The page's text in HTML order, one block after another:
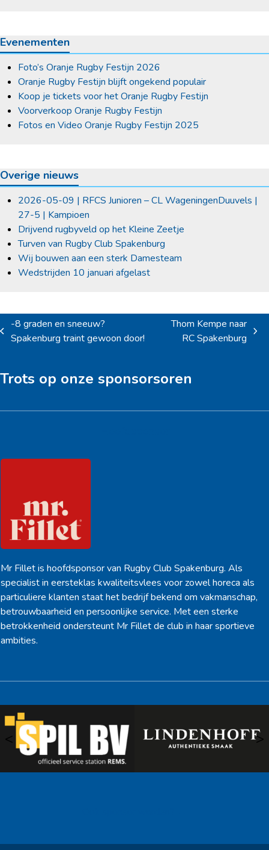
Evenementen
Foto’s Oranje Rugby Festijn 2026
Oranje Rugby Festijn blijft ongekend populair
Koop je tickets voor het Oranje Rugby Festijn
Voorverkoop Oranje Rugby Festijn
Fotos en Video Oranje Rugby Festijn 2025
Overige nieuws
2026-05-09 | RFCS Junioren – CL WageningenDuuvels |
27-5 | Kampioen
Drijvend rugbyveld op het Kleine Zeetje
Turven van Rugby Club Spakenburg
Wij bouwen aan een sterk Damesteam
Wedstrijden 10 januari afgelast
previous
-8 graden en sneeuw?
Spakenburg traint gewoon door!
Thom Kempe naar
RC Spakenburg
Trots op onze sponsorsoren
Mr Fillet is hoofdsponsor van Rugby Club Spakenburg. Als
specialist in eersteklas kwaliteitsvlees voor zowel horeca als
particuliere klanten staat het bedrijf bekend om vakmanschap,
betrouwbaarheid en persoonlijke service. Met een sterke
betrokkenheid ondersteunt Mr Fillet de club in haar sportieve
ambities.
< >